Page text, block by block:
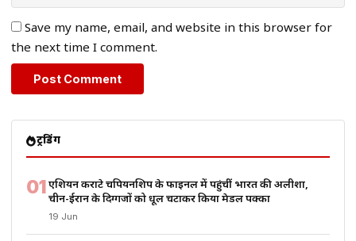
Save my name, email, and website in this browser for
the next time I comment.
ट्रेंडिंग
01एशियन कराटे चैंपियनशिप के फाइनल में पहुंचीं भारत की अलीशा,
चीन-ईरान के दिग्गजों को धूल चटाकर किया मेडल पक्का
19 Jun